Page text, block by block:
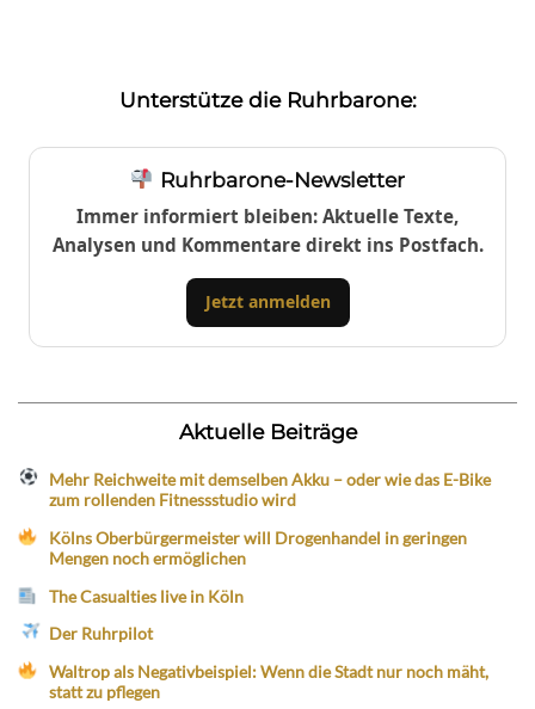
Unterstütze die Ruhrbarone:
Ruhrbarone-Newsletter
Immer informiert bleiben: Aktuelle Texte,
Analysen und Kommentare direkt ins Postfach.
Jetzt anmelden
Aktuelle Beiträge
Mehr Reichweite mit demselben Akku – oder wie das E-Bike
zum rollenden Fitnessstudio wird
Kölns Oberbürgermeister will Drogenhandel in geringen
Mengen noch ermöglichen
The Casualties live in Köln
Der Ruhrpilot
Waltrop als Negativbeispiel: Wenn die Stadt nur noch mäht,
statt zu pflegen